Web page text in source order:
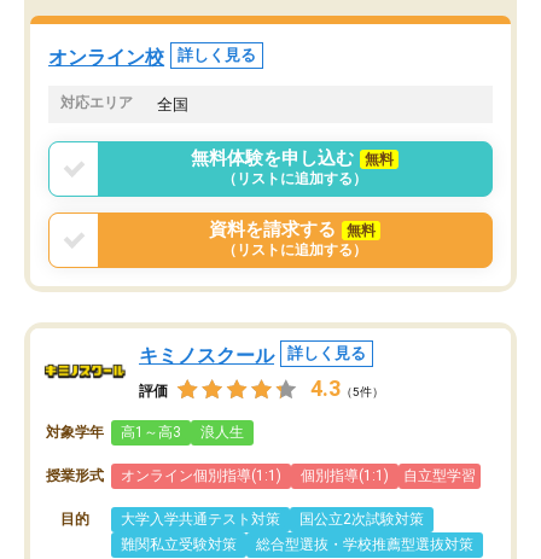
オンラインツールを使用した単語帳の
共有があり宿題もそちらで出される形
でした。
言う事で講師変更の申し出があり、あ
まりに短期での変更だった為、塾に通
う事にして退会しました。遅れも取り
戻せ、授業内容や講師の方は良かった
と思います。
くなってきたようなので
オンライン校 詳しく見る
対応エリア 全国
無料体験を申し込む
無料
（リストに追加する）
資料を請求する
無料
（リストに追加する）
キミノスクール 詳しく見る
評価 4.3 （5件）
対象学年 高1～高3 浪人生
授業形式 オンライン個別指導(1:1) 個別指導(1:1) 自立型学習
目的 大学入学共通テスト対策
国公立2次試験対策
難関私立受験対策
総合型選抜・学校推薦型選抜対策